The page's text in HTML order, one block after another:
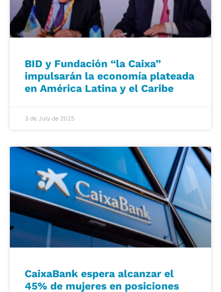
BID y Fundación “la Caixa”
impulsarán la economía plateada
en América Latina y el Caribe
3 de July de 2025
CaixaBank espera alcanzar el
45% de mujeres en posiciones